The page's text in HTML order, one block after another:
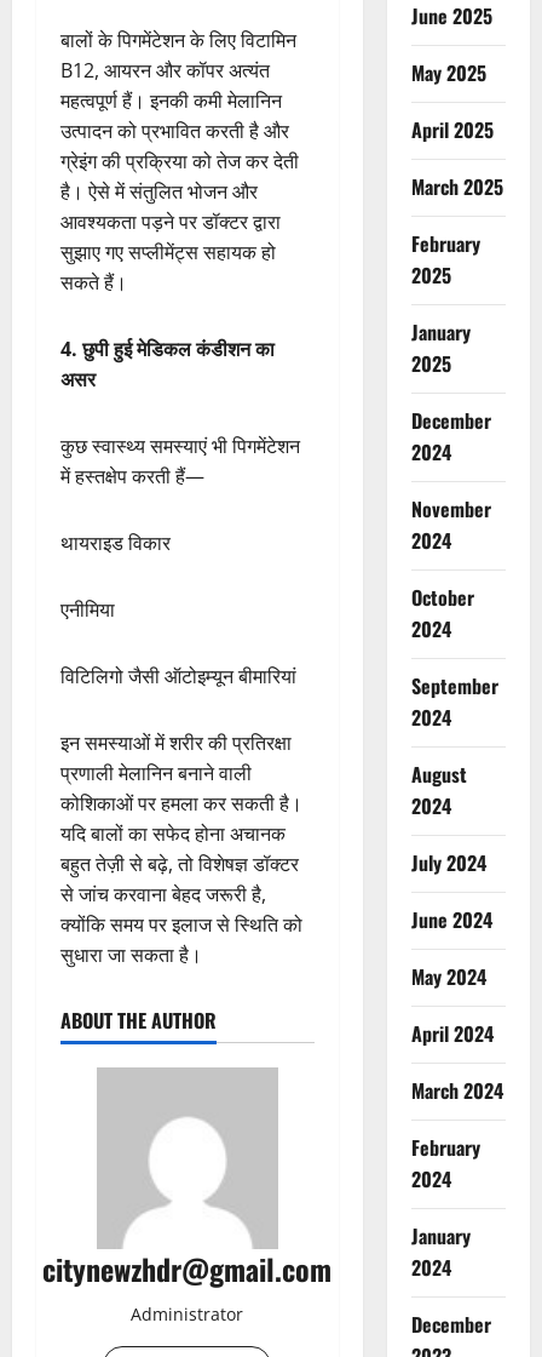
बालों के पिगमेंटेशन के लिए विटामिन
B12, आयरन और कॉपर अत्यंत
महत्वपूर्ण हैं। इनकी कमी मेलानिन
उत्पादन को प्रभावित करती है और
ग्रेइंग की प्रक्रिया को तेज कर देती
है। ऐसे में संतुलित भोजन और
आवश्यकता पड़ने पर डॉक्टर द्वारा
सुझाए गए सप्लीमेंट्स सहायक हो
सकते हैं।
4. छुपी हुई मेडिकल कंडीशन का
असर
कुछ स्वास्थ्य समस्याएं भी पिगमेंटेशन
में हस्तक्षेप करती हैं—
थायराइड विकार
एनीमिया
विटिलिगो जैसी ऑटोइम्यून बीमारियां
इन समस्याओं में शरीर की प्रतिरक्षा
प्रणाली मेलानिन बनाने वाली
कोशिकाओं पर हमला कर सकती है।
यदि बालों का सफेद होना अचानक
बहुत तेज़ी से बढ़े, तो विशेषज्ञ डॉक्टर
से जांच करवाना बेहद जरूरी है,
क्योंकि समय पर इलाज से स्थिति को
सुधारा जा सकता है।
ABOUT THE AUTHOR
citynewzhdr@gmail.com
Administrator
June 2025
May 2025
April 2025
March 2025
February
2025
January
2025
December
2024
November
2024
October
2024
September
2024
August
2024
July 2024
June 2024
May 2024
April 2024
March 2024
February
2024
January
2024
December